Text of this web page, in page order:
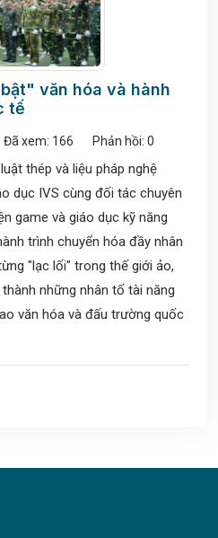
văn hóa và hành
tế
Đã xem: 166 Phản hồi: 0
thép và liệu pháp nghệ
dục IVS cùng đối tác chuyên
game và giáo dục kỹ năng
trình chuyển hóa đầy nhân
"lạc lối" trong thế giới ảo,
những nhân tố tài năng
văn hóa và đấu trường quốc